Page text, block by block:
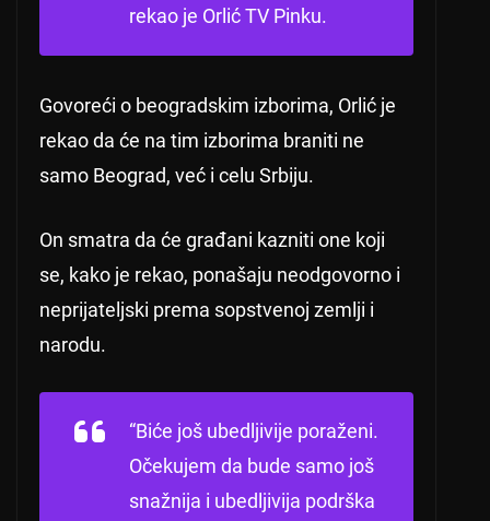
rekao je Orlić TV Pinku.
Govoreći o beogradskim izborima, Orlić je
rekao da će na tim izborima braniti ne
samo Beograd, već i celu Srbiju.
On smatra da će građani kazniti one koji
se, kako je rekao, ponašaju neodgovorno i
neprijateljski prema sopstvenoj zemlji i
narodu.
“Biće još ubedljivije poraženi.
Očekujem da bude samo još
snažnija i ubedljivija podrška